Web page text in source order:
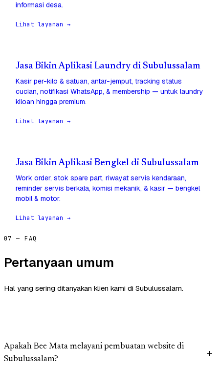
informasi desa.
Lihat layanan →
Jasa Bikin Aplikasi Laundry di Subulussalam
Kasir per-kilo & satuan, antar-jemput, tracking status
cucian, notifikasi WhatsApp, & membership — untuk laundry
kiloan hingga premium.
Lihat layanan →
Jasa Bikin Aplikasi Bengkel di Subulussalam
Work order, stok spare part, riwayat servis kendaraan,
reminder servis berkala, komisi mekanik, & kasir — bengkel
mobil & motor.
Lihat layanan →
07 — FAQ
Pertanyaan umum
Hal yang sering ditanyakan klien kami di Subulussalam.
Apakah Bee Mata melayani pembuatan website di
Subulussalam?